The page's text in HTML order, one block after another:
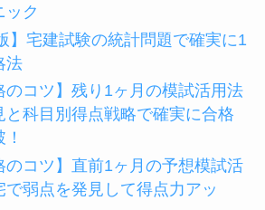
ック
】宅建試験の統計問題で確実に1
法
のコツ】残り1ヶ月の模試活用法
と科目別得点戦略で確実に合格
のコツ】直前1ヶ月の予想模試活
で弱点を発見して得点力アッ